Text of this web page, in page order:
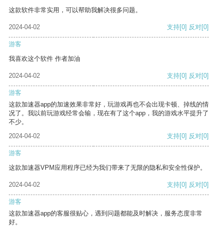
这款软件非常实用，可以帮助我解决很多问题。
2024-04-02 支持[0] 反对[0]
游客
我喜欢这个软件 作者加油
2024-04-02 支持[0] 反对[0]
游客
这款加速器app的加速效果非常好，玩游戏再也不会出现卡顿、掉线的情
况了。我以前玩游戏经常会输，现在有了这个app，我的游戏水平提升了
不少。
2024-04-02
支持[0] 反对[0]
游客
这款加速器VPM应用程序已经为我们带来了无限的隐私和安全性保护。
2024-04-02 支持[0] 反对[0]
游客
这款加速器app的客服很贴心，遇到问题都能及时解决，服务态度非常
好。